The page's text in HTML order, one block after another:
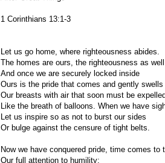
1 Corinthians 13:1-3
Let us go home, where righteousness abides.
The homes are ours, the righteousness as
And once we are securely locked inside
Ours is the pride that comes and gently swells
Our breasts with air that soon must be
Like the breath of balloons. When we have
Let us inspire so as not to burst our sides
Or bulge against the censure of tight belts.
Now we have conquered pride, time comes to
Our full attention to humility;